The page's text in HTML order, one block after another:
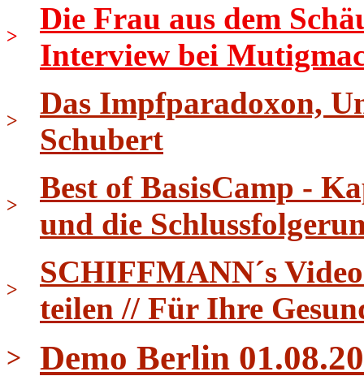
>
Die Frau aus dem
Interview bei
>
Das Impfparadoxon,
Schubert
>
Best of BasisCamp -
und die
>
SCHIFFMANN´s
teilen // Für Ihre
> Demo Berlin